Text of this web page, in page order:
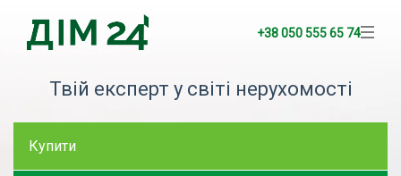
+38 050 555 65 74
Твій експерт у світі нерухомості
Купити